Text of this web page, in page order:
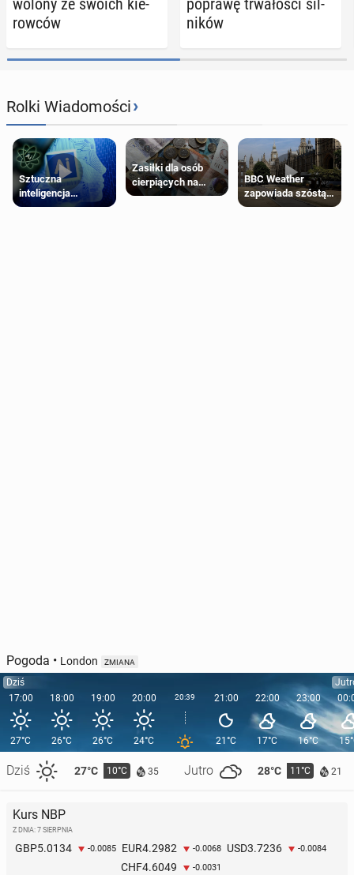
row­ców
ni­ków
Rolki Wiadomości›
Sztuczna
inteligencja
próbowała oszukać
Zasiłki dla osób
cierpiących na
schorzenia
BBC Weather
zapowiada szóstą
falę upałów w
Pogoda • London ZMIANA
Dziś
17:00
27°C
Dziś 27°C 10°C 35 Jutro 28°C 11°C 21
18:00
26°C
19:00
26°C
20:00
24°C
20:39 21:00
21°C
22:00
17°C
23:00
16°C
Kurs NBP
Z DNIA: 7 SIERPNIA
GBP5.0134 -0.0085 EUR4.2982 -0.0068 USD3.7236 -0.0084
CHF4.6049 -0.0031